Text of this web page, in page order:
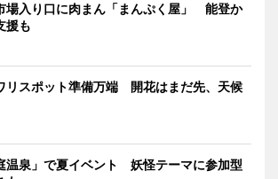
場入り口に肉まん「まんぷく屋」 能登か
援も
リスポット準備万端 開花はまだ先、天候
温泉」で夏イベント 妖怪テーマに参加型